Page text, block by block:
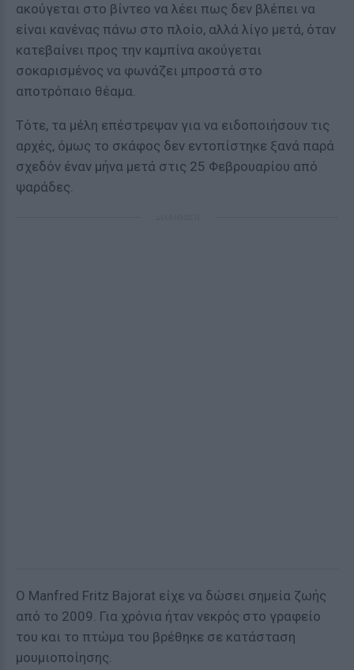
ακούγεται στο βίντεο να λέει πως δεν βλέπει να
είναι κανένας πάνω στο πλοίο, αλλά λίγο μετά, όταν
κατεβαίνει προς την καμπίνα ακούγεται
σοκαρισμένος να φωνάζει μπροστά στο
αποτρόπαιο θέαμα.
Τότε, τα μέλη επέστρεψαν για να ειδοποιήσουν τις
αρχές, όμως το σκάφος δεν εντοπίστηκε ξανά παρά
σχεδόν έναν μήνα μετά στις 25 Φεβρουαρίου από
ψαράδες.
Ο Manfred Fritz Bajorat είχε να δώσει σημεία ζωής
από το 2009. Για χρόνια ήταν νεκρός στο γραφείο
του και το πτώμα του βρέθηκε σε κατάσταση
μουμιοποίησης.